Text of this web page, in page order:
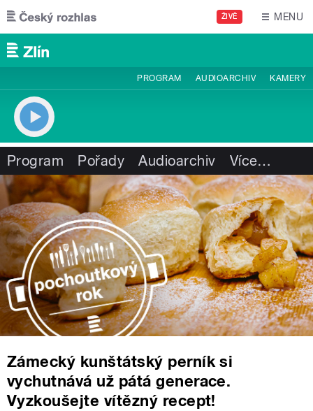
Přejít k hlavnímu obsahu
ŽIVĚ MENU
PROGRAM AUDIOARCHIV KAMERY
Program Pořady Audioarchiv Více…
Zámecký kunštátský perník si
vychutnává už pátá generace.
Vyzkoušejte vítězný recept!